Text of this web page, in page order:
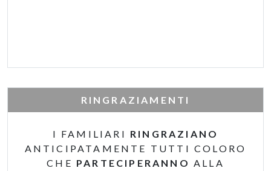
RINGRAZIAMENTI
I FAMILIARI RINGRAZIANO
ANTICIPATAMENTE TUTTI COLORO
CHE PARTECIPERANNO ALLA